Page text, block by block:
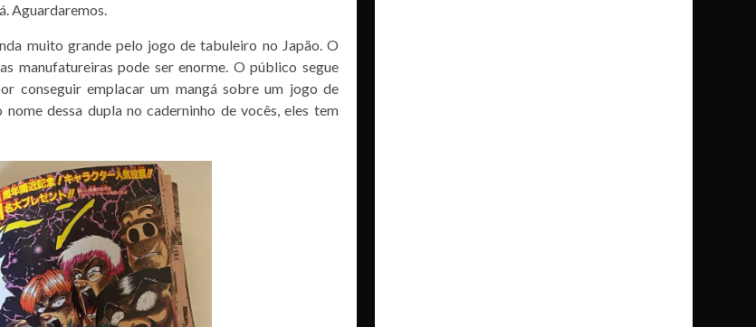
Aguardaremos.
muito grande pelo jogo de tabuleiro no Japão. O
manufatureiras pode ser enorme. O público segue
conseguir emplacar um mangá sobre um jogo de
dessa dupla no caderninho de vocês, eles tem